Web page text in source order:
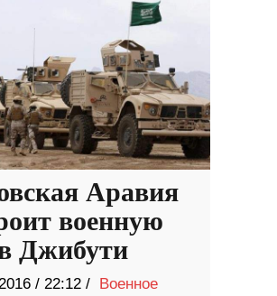
Аравия
военную
Джибути
/ 22:12 / Военное